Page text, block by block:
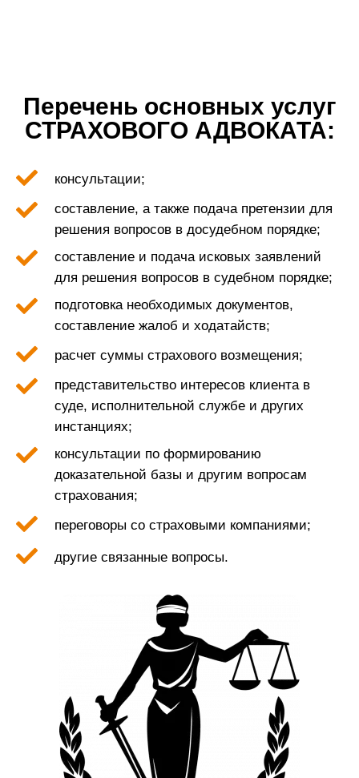
Перечень основных услуг
СТРАХОВОГО АДВОКАТА:
консультации;
составление, а также подача претензии для
решения вопросов в досудебном порядке;
составление и подача исковых заявлений
для решения вопросов в судебном порядке;
подготовка необходимых документов,
составление жалоб и ходатайств;
расчет суммы страхового возмещения;
представительство интересов клиента в
суде, исполнительной службе и других
инстанциях;
консультации по формированию
доказательной базы и другим вопросам
страхования;
переговоры со страховыми компаниями;
другие связанные вопросы.